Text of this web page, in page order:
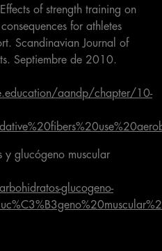
of strength training on
for athletes
Scandinavian Journal of
Septiembre de 2010.
aandp/chapter/10-
glucógeno muscular
glucogeno-